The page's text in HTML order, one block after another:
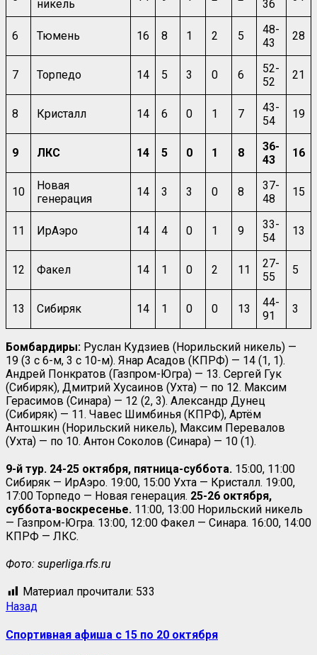
никель 36
6 Тюмень 16 8 1 2 5
48-
43
28
7 Торпедо 14 5 3 0 6
52-
52
21
8 Кристалл 14 6 0 1 7
43-
54
19
9 ЛКС 14 5 0 1 8
36-
43
16
10
Новая
генерация
14 3 3 0 8
37-
48
15
11 ИрАэро 14 4 0 1 9
33-
54
13
12 Факел 14 1 0 2 11
27-
55
5
13 Сибиряк 14 1 0 0 13
44-
91
3
Бомбардиры: Руслан Кудзиев (Норильский никель) —
19 (3 с 6-м, 3 с 10-м). Янар Асадов (КПРФ) — 14 (1, 1).
Андрей Понкратов (Газпром-Югра) — 13. Сергей Гук
(Сибиряк), Дмитрий Хусаинов (Ухта) — по 12. Максим
Герасимов (Синара) — 12 (2, 3). Александр Дунец
(Сибиряк) — 11. Чавес Шимбинья (КПРФ), Артём
Антошкин (Норильский никель), Максим Перевалов
(Ухта) — по 10. Антон Соколов (Синара) — 10 (1).
9-й тур. 24-25 октября, пятница-суббота. 15:00, 11:00
Сибиряк — ИрАэро. 19:00, 15:00 Ухта — Кристалл. 19:00,
17:00 Торпедо — Новая генерация. 25-26 октября,
суббота-воскресенье. 11:00, 13:00 Норильский никель
— Газпром-Югра. 13:00, 12:00 Факел — Синара. 16:00, 14:00
КПРФ — ЛКС.
Фото: superliga.rfs.ru
Материал прочитали: 533
Назад
Спортивная афиша с 15 по 20 октября